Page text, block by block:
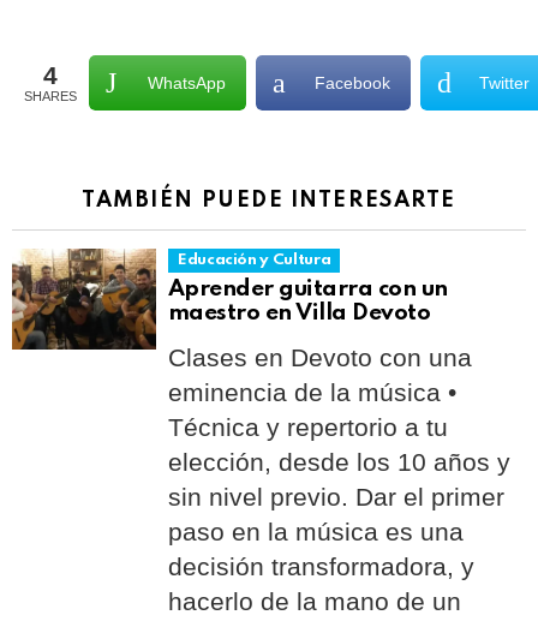
4
SHARES
WhatsApp Facebook Twitter
TAMBIÉN PUEDE INTERESARTE
Educación y Cultura
Aprender guitarra con un
maestro en Villa Devoto
Clases en Devoto con una
eminencia de la música •
Técnica y repertorio a tu
elección, desde los 10 años y
sin nivel previo. Dar el primer
paso en la música es una
decisión transformadora, y
hacerlo de la mano de un